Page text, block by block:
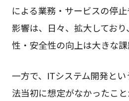
による業務・サービスの停
影響は、日々、拡大してお
性・安全性の向上は大きな課
一方で、ITシステム開発と
法当初に想定がなかったこ